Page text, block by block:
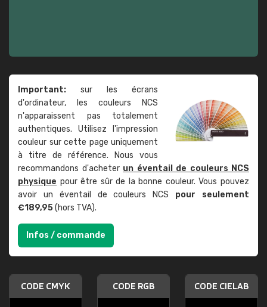
Important: sur les écrans
d'ordinateur, les couleurs NCS
n'apparaissent pas totalement
authentiques. Utilisez l'impression
couleur sur cette page uniquement
à titre de référence. Nous vous
recommandons d'acheter un éventail de couleurs NCS
physique pour être sûr de la bonne couleur. Vous pouvez
avoir un éventail de couleurs NCS pour seulement
€189,95(hors TVA).
Infos / commande
CODE CMYK CODE RGB CODE CIELAB